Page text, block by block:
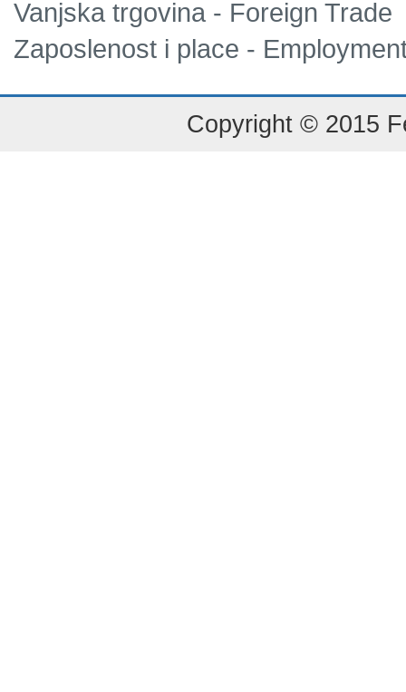
Vanjska trgovina - Foreign Trade
Zaposlenost i place -
Copyright © 2015